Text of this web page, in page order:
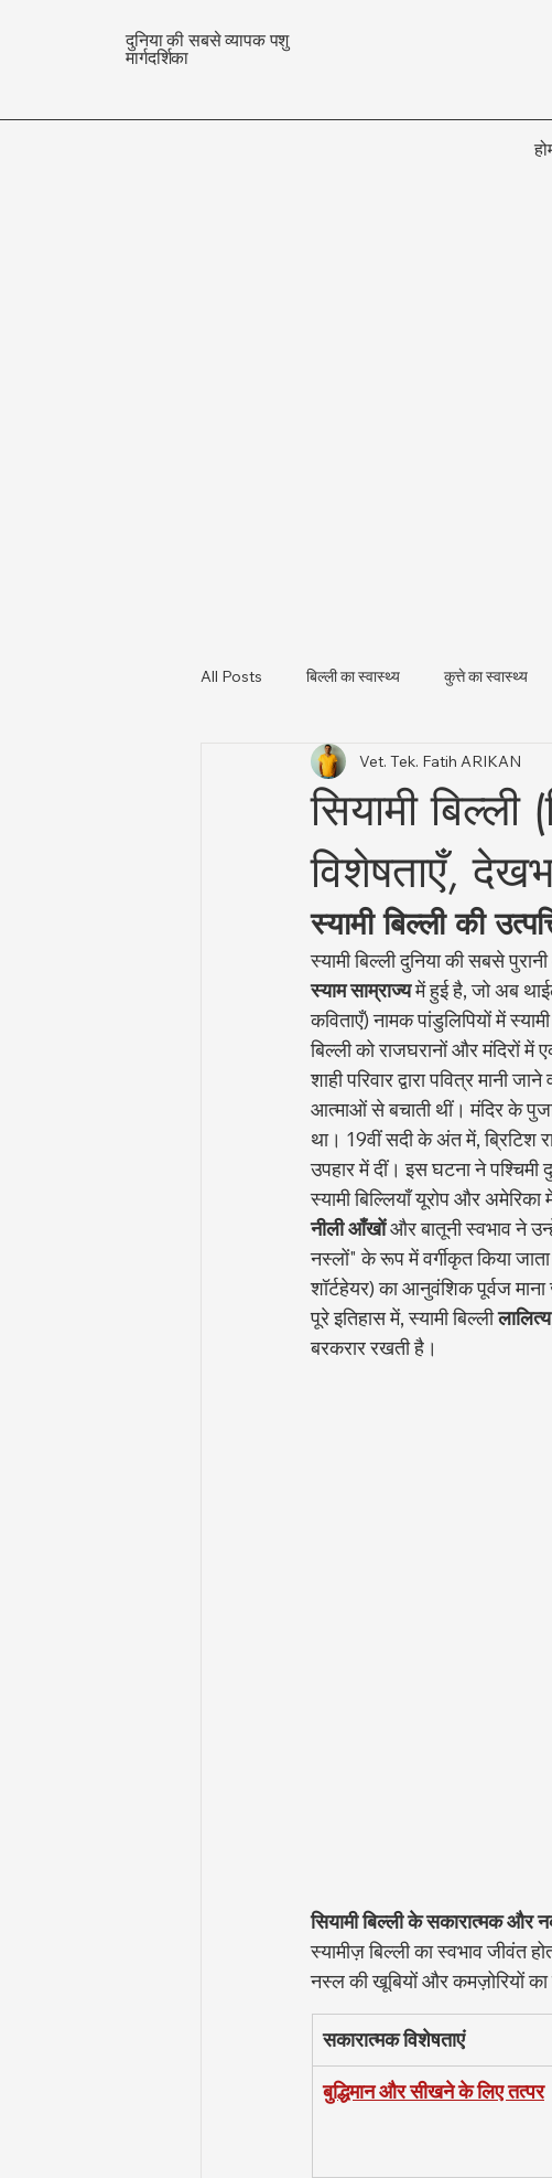
दुनिया की सबसे व्यापक पशु
मार्गदर्शिका
All Posts बिल्ली का स्वास्थ्य कुत्ते का स्वास्थ्य
पशु स्वास्थ्य और नियामकीय अपडेट पशुधन स्वास्थ्य
सियामी
विशेषताएँ,
Vet. Tek. Fatih ARIKAN
स्यामी बिल्ली की
स्यामी बिल्ली दुनिया की सबसे
स्याम साम्राज्य में हुई है, जो अब
कविताएँ) नामक पांडुलिपियों में
बिल्ली को राजघरानों और मंदिरों में
शाही परिवार द्वारा पवित्र मानी
आत्माओं से बचाती थीं। मंदिर के
था। 19वीं सदी के अंत में, ब्रिटिश
उपहार में दीं। इस घटना ने
स्यामी बिल्लियाँ यूरोप और
नीली आँखों और बातूनी स्वभाव ने
नस्लों" के रूप में वर्गीकृत किया
शॉर्टहेयर) का आनुवंशिक पूर्वज माना
पूरे इतिहास में, स्यामी बिल्ली
बरकरार रखती है।
सियामी बिल्ली के सकारात्मक और
स्यामीज़ बिल्ली का स्वभाव जीवंत
नस्ल की खूबियों और कमज़ोरियों
सकारात्मक विशेषताएं
बुद्धिमान और सीखने के लिए तत्पर